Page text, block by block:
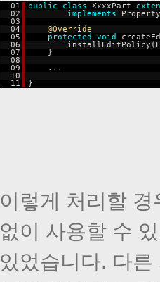
01 public class XxxxPart
02
implements
03
04
@Override
05
protected void
06
07
}
08
09
...
10
11
}
이렇게 처리할
없이 사용할 수
있었습니다. 다